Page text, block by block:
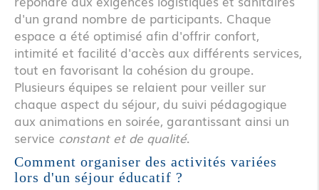
d'un grand nombre de participants. Chaque
espace a été optimisé afin d'offrir confort,
intimité et facilité d'accès aux différents services,
tout en favorisant la cohésion du groupe.
Plusieurs équipes se relaient pour veiller sur
chaque aspect du séjour, du suivi pédagogique
aux animations en soirée, garantissant ainsi un
service constant et de qualité.
Comment organiser des activités variées
lors d'un séjour éducatif ?